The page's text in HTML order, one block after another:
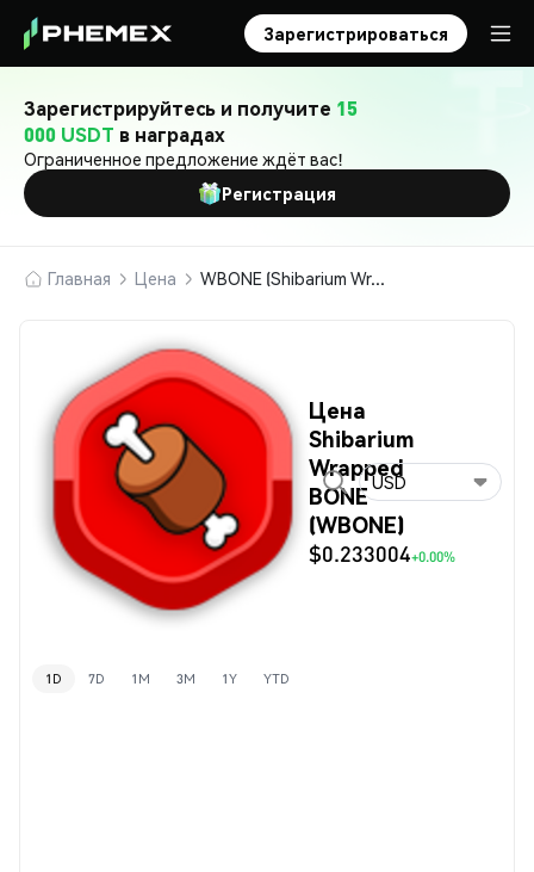
Зарегистрироваться
Зарегистрируйтесь и получите 15
000 USDT в наградах
Ограниченное предложение ждёт вас!
Регистрация
Главная Цена WBONE (Shibarium Wrapped BONE)
Цена
Shibarium
Wrapped
BONE
(WBONE)
$0.233004+0.00%
USD
1D 7D 1M 3M 1Y YTD